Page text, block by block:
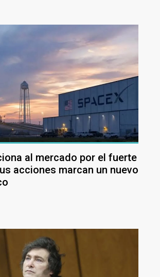
al mercado por el fuerte
acciones marcan un nuevo